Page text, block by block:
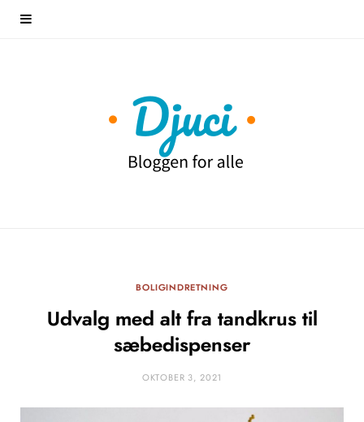
BOLIGINDRETNING
Udvalg med alt fra tandkrus til
sæbedispenser
OKTOBER 3, 2021